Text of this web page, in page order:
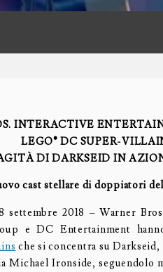
INTERACTIVE
LEGO® DC SUPER-
DI DARKSEID IN
cast stellare di doppiatori
settembre 2018 – Warner
e DC Entertainment
che si concentra su
Michael Ironside,